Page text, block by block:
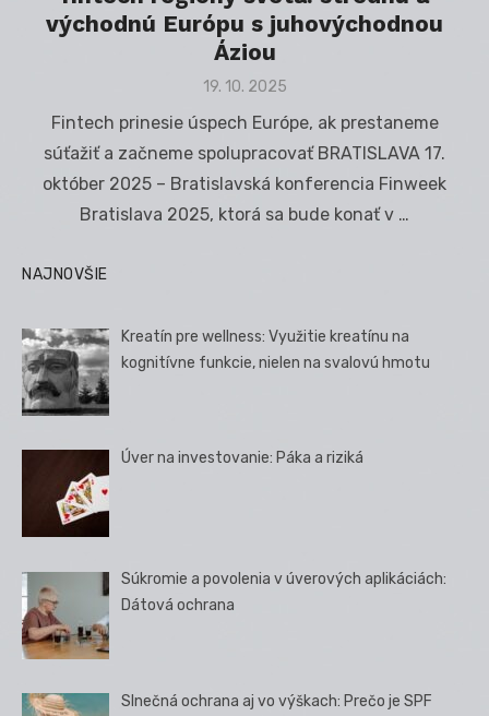
východnú Európu s juhovýchodnou
Áziou
Posted
19. 10. 2025
Fintech prinesie úspech Európe, ak prestaneme
súťažiť a začneme spolupracovať BRATISLAVA 17.
október 2025 – Bratislavská konferencia Finweek
Bratislava 2025, ktorá sa bude konať v …
NAJNOVŠIE
Kreatín pre wellness: Využitie kreatínu na
kognitívne funkcie, nielen na svalovú hmotu
Úver na investovanie: Páka a riziká
Súkromie a povolenia v úverových aplikáciách:
Dátová ochrana
Slnečná ochrana aj vo výškach: Prečo je SPF